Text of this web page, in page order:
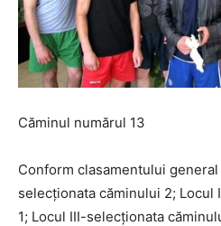
Căminul numărul 13
Conform clasamentului
selecționata căminului 2; Locul
1; Locul III-selecționata